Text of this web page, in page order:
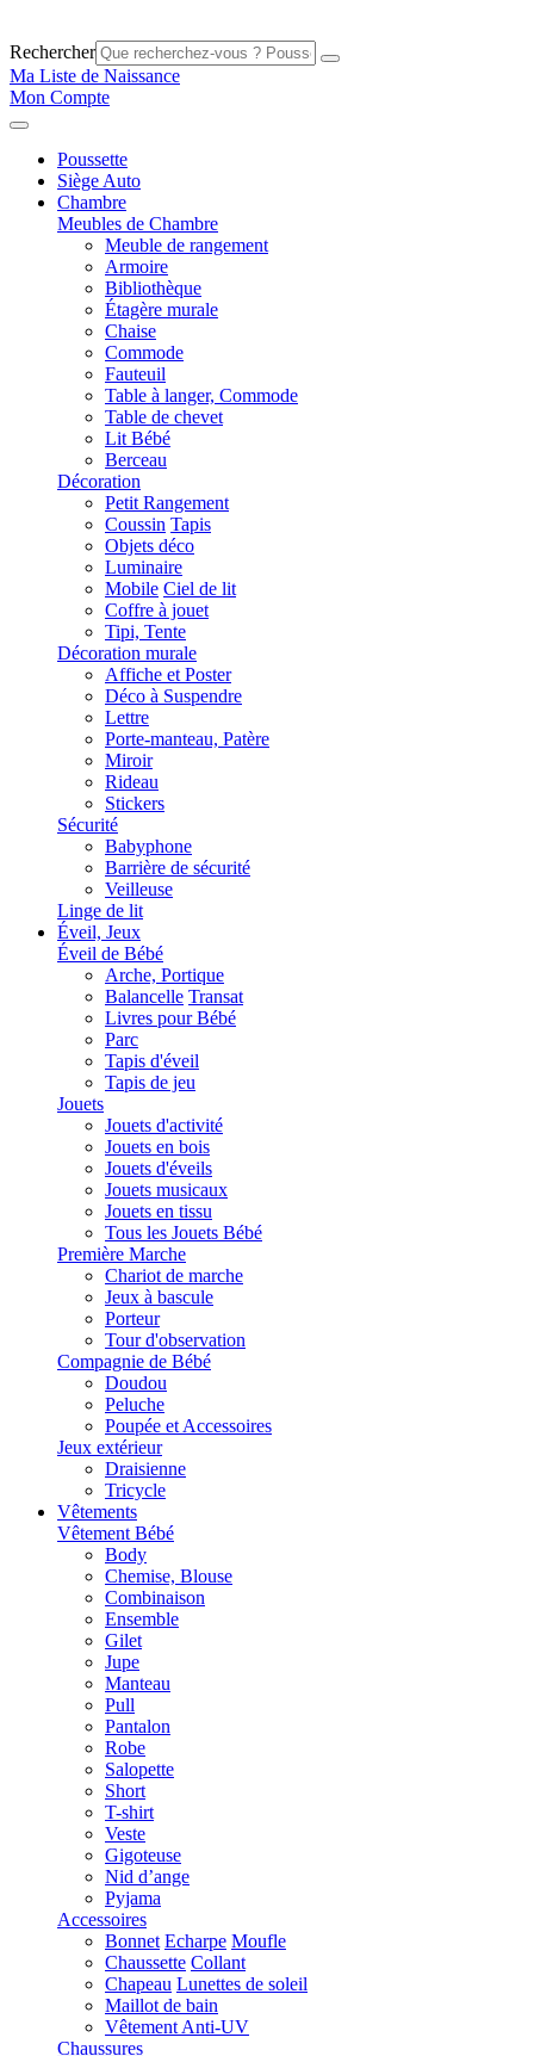
Rechercher
Ma Liste de Naissance
Mon Compte
Poussette
Siège Auto
Chambre
Meubles de Chambre
Meuble de rangement
Armoire
Bibliothèque
Étagère murale
Chaise
Commode
Fauteuil
Table à langer, Commode
Table de chevet
Lit Bébé
Berceau
Décoration
Petit Rangement
Coussin Tapis
Objets déco
Luminaire
Mobile Ciel de lit
Coffre à jouet
Tipi, Tente
Décoration murale
Affiche et Poster
Déco à Suspendre
Lettre
Porte-manteau, Patère
Miroir
Rideau
Stickers
Sécurité
Babyphone
Barrière de sécurité
Veilleuse
Linge de lit
Éveil, Jeux
Éveil de Bébé
Arche, Portique
Balancelle Transat
Livres pour Bébé
Parc
Tapis d'éveil
Tapis de jeu
Jouets
Jouets d'activité
Jouets en bois
Jouets d'éveils
Jouets musicaux
Jouets en tissu
Tous les Jouets Bébé
Première Marche
Chariot de marche
Jeux à bascule
Porteur
Tour d'observation
Compagnie de Bébé
Doudou
Peluche
Poupée et Accessoires
Jeux extérieur
Draisienne
Tricycle
Vêtements
Vêtement Bébé
Body
Chemise, Blouse
Combinaison
Ensemble
Gilet
Jupe
Manteau
Pull
Pantalon
Robe
Salopette
Short
T-shirt
Veste
Gigoteuse
Nid d’ange
Pyjama
Accessoires
Bonnet Echarpe Moufle
Chaussette Collant
Chapeau Lunettes de soleil
Maillot de bain
Vêtement Anti-UV
Chaussures